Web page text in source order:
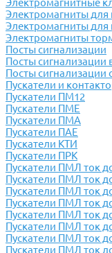
Электромагнитные
Электромагниты для
Электромагниты для
Электромагниты
Посты сигнализации
Посты
Посты
Пускатели и
Пускатели ПМ12
Пускатели ПМЕ
Пускатели ПМА
Пускатели ПАЕ
Пускатели КТИ
Пускатели ПРК
Пускатели ПМЛ ток
Пускатели ПМЛ ток
Пускатели ПМЛ ток
Пускатели ПМЛ ток
Пускатели ПМЛ ток
Пускатели ПМЛ ток
Пускатели ПМЛ ток
Пускатели ПМЛ ток